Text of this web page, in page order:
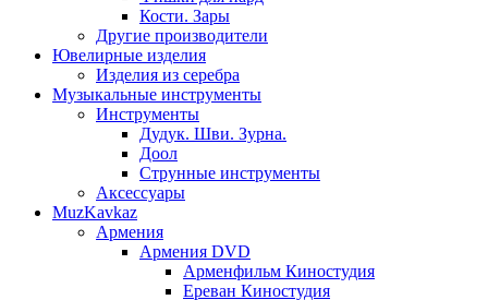
Кости. Зары
Другие производители
Ювелирные изделия
Изделия из серебра
Музыкальные инструменты
Инструменты
Дудук. Шви. Зурна.
Доол
Струнные инструменты
Аксессуары
MuzKavkaz
Армения
Армения DVD
Арменфильм Киностудия
Ереван Киностудия